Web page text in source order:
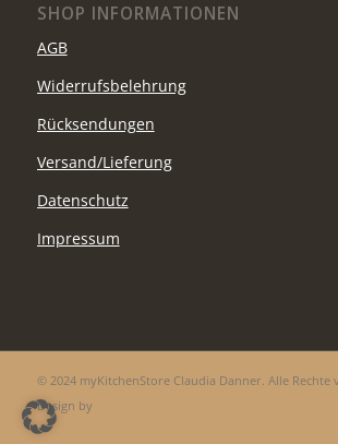
SHOP INFORMATIONEN
AGB
Widerrufsbelehrung
Rücksendungen
Versand/Lieferung
Datenschutz
Impressum
© 2024 myKitchenStore Claudia Danner. Alle Rechte
Design by